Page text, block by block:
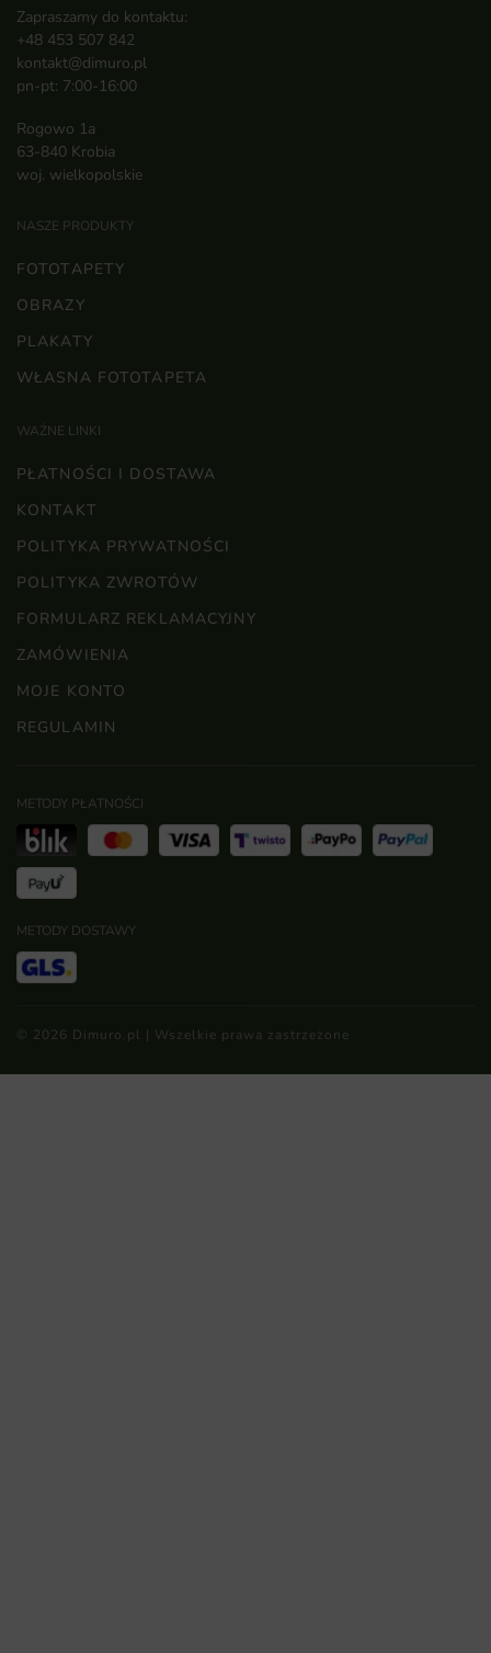
Zapraszamy do kontaktu:
+48 453 507 842
kontakt@dimuro.pl
pn-pt: 7:00-16:00
Rogowo 1a
63-840 Krobia
woj. wielkopolskie
NASZE PRODUKTY
FOTOTAPETY
OBRAZY
PLAKATY
WŁASNA FOTOTAPETA
WAŻNE LINKI
PŁATNOŚCI I DOSTAWA
KONTAKT
POLITYKA PRYWATNOŚCI
POLITYKA ZWROTÓW
FORMULARZ REKLAMACYJNY
ZAMÓWIENIA
MOJE KONTO
REGULAMIN
METODY PŁATNOŚCI
METODY DOSTAWY
© 2026 Dimuro.pl | Wszelkie prawa zastrzeżone